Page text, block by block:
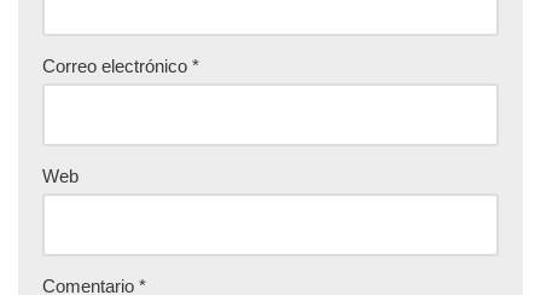
Correo electrónico *
Web
Comentario *